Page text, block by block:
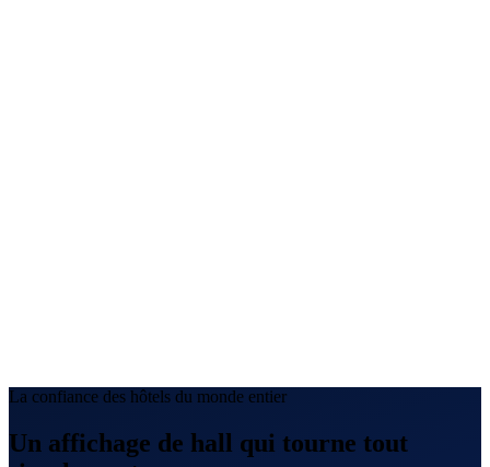
La confiance des hôtels du monde entier
Un affichage de hall qui tourne tout